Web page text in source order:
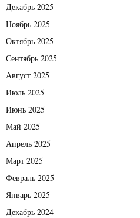
Декабрь 2025
Ноябрь 2025
Октябрь 2025
Сентябрь 2025
Август 2025
Июль 2025
Июнь 2025
Май 2025
Апрель 2025
Март 2025
Февраль 2025
Январь 2025
Декабрь 2024